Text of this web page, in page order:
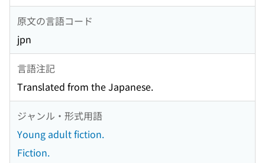
原文の言語コード
jpn
言語注記
Translated from the Japanese.
ジャンル・形式用語
Young adult fiction.
Fiction.